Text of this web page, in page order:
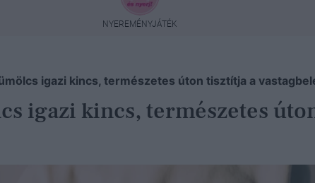
NYEREMÉNYJÁTÉK
igazi kincs, természetes úton tisztítja a
igazi kincs, természetes